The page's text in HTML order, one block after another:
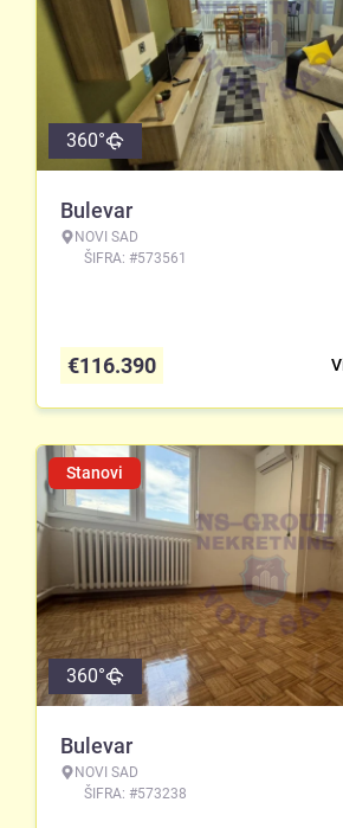
360°
Bulevar
NOVI SAD
ŠIFRA: #573561
€116.390
Stanovi
360°
Bulevar
NOVI SAD
ŠIFRA: #573238